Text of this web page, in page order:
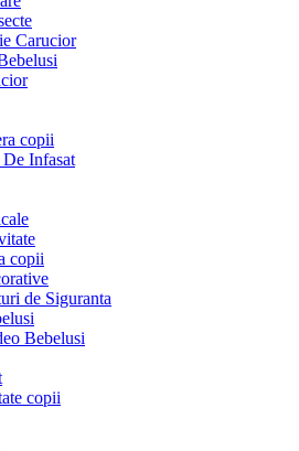
Carucior
copii
Infasat
copii
de Siguranta
Bebelusi
copii